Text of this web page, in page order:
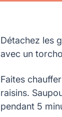
Détachez les
avec un
Faites
raisins.
pendant 5